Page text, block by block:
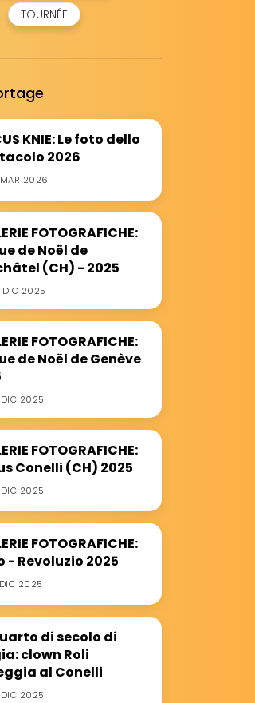
TOURNÉE
KNIE: Le foto dello
2026
2026
FOTOGRAFICHE:
de Noël de
(CH) - 2025
DIC 2025
FOTOGRAFICHE:
de Noël de Genève
2025
FOTOGRAFICHE:
Conelli (CH) 2025
2025
FOTOGRAFICHE:
- Revoluzio 2025
2025
di secolo di
clown Roli
al Conelli
2025